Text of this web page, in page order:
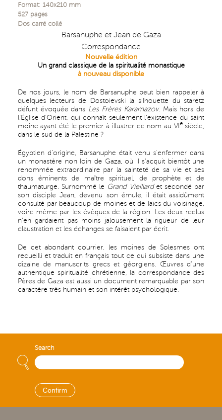
Format: 140x210mm
527pages
Dos carré collé
Barsanuphe et Jean de Gaza
Correspondance
Nouvelle édition
Un grand classique de la spiritualité monastique
à nouveau disponible
De nos jours, le nom de Barsanuphe peut bien rappeler à
quelques lecteurs de Dostoievski la silhouette du staretz
défunt évoquée dans Les Frères Karamazov. Mais hors de
l'Église d'Orient, qui connaît seulement l'existence du saint
moine ayant été le premier à illustrer ce nom au VIesiècle,
dans le sud de la Palestine ?
Égyptien d'origine, Barsanuphe était venu s'enfermer dans
un monastère non loin de Gaza, où il s'acquit bientôt une
renommée extraordinaire par la sainteté de sa vie et ses
dons éminents de maître spirituel, de prophète et de
thaumaturge. Surnommé le Grand Vieillardet secondé par
son disciple Jean, devenu son émule, il était assidûment
consulté par beaucoup de moines et de laïcs du voisinage,
voire même par les évêques de la région. Les deux reclus
n'en gardaient pas moins jalousement la rigueur de leur
claustration et les échanges se faisaient par écrit.
De cet abondant courrier, les moines de Solesmes ont
recueilli et traduit en français tout ce qui subsiste dans une
dizaine de manuscrits grecs et géorgiens. Œuvres d'une
authentique spiritualité chrétienne, la correspondance des
Pères de Gaza est aussi un document remarquable par son
caractère très humain et son intérêt psychologique.
Search